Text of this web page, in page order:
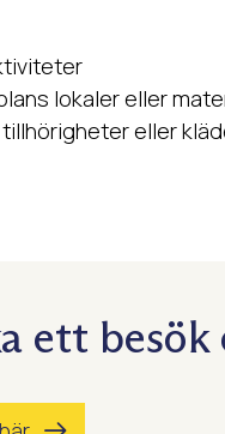
lokaler eller
eller
ett